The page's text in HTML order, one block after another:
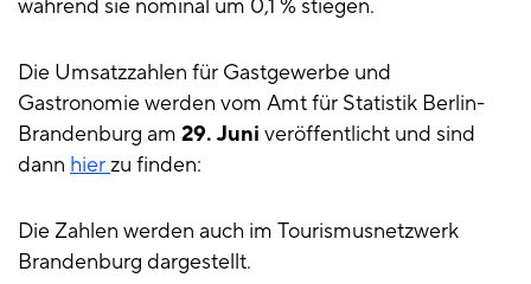
während sie nominal um 0,1 % stiegen.
Die Umsatzzahlen für Gastgewerbe und
Gastronomie werden vom Amt für Statistik Berlin-
Brandenburg am 29. Juni veröffentlicht und sind
dann hierzu finden:
Die Zahlen werden auch im Tourismusnetzwerk
Brandenburg dargestellt.